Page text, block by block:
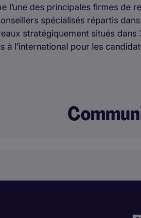
l’une des principales firmes de
spécialisés répartis
stratégiquement situés
à l’international pour les